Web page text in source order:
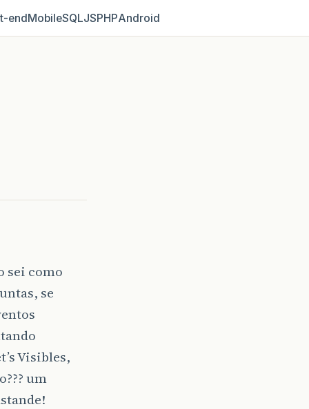
MobileSQLJSPHPAndroid
sei como
se
Visibles,
um